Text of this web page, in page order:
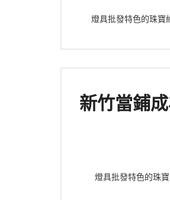
燈具批發特色的珠
新竹當鋪
燈具批發特色的珠